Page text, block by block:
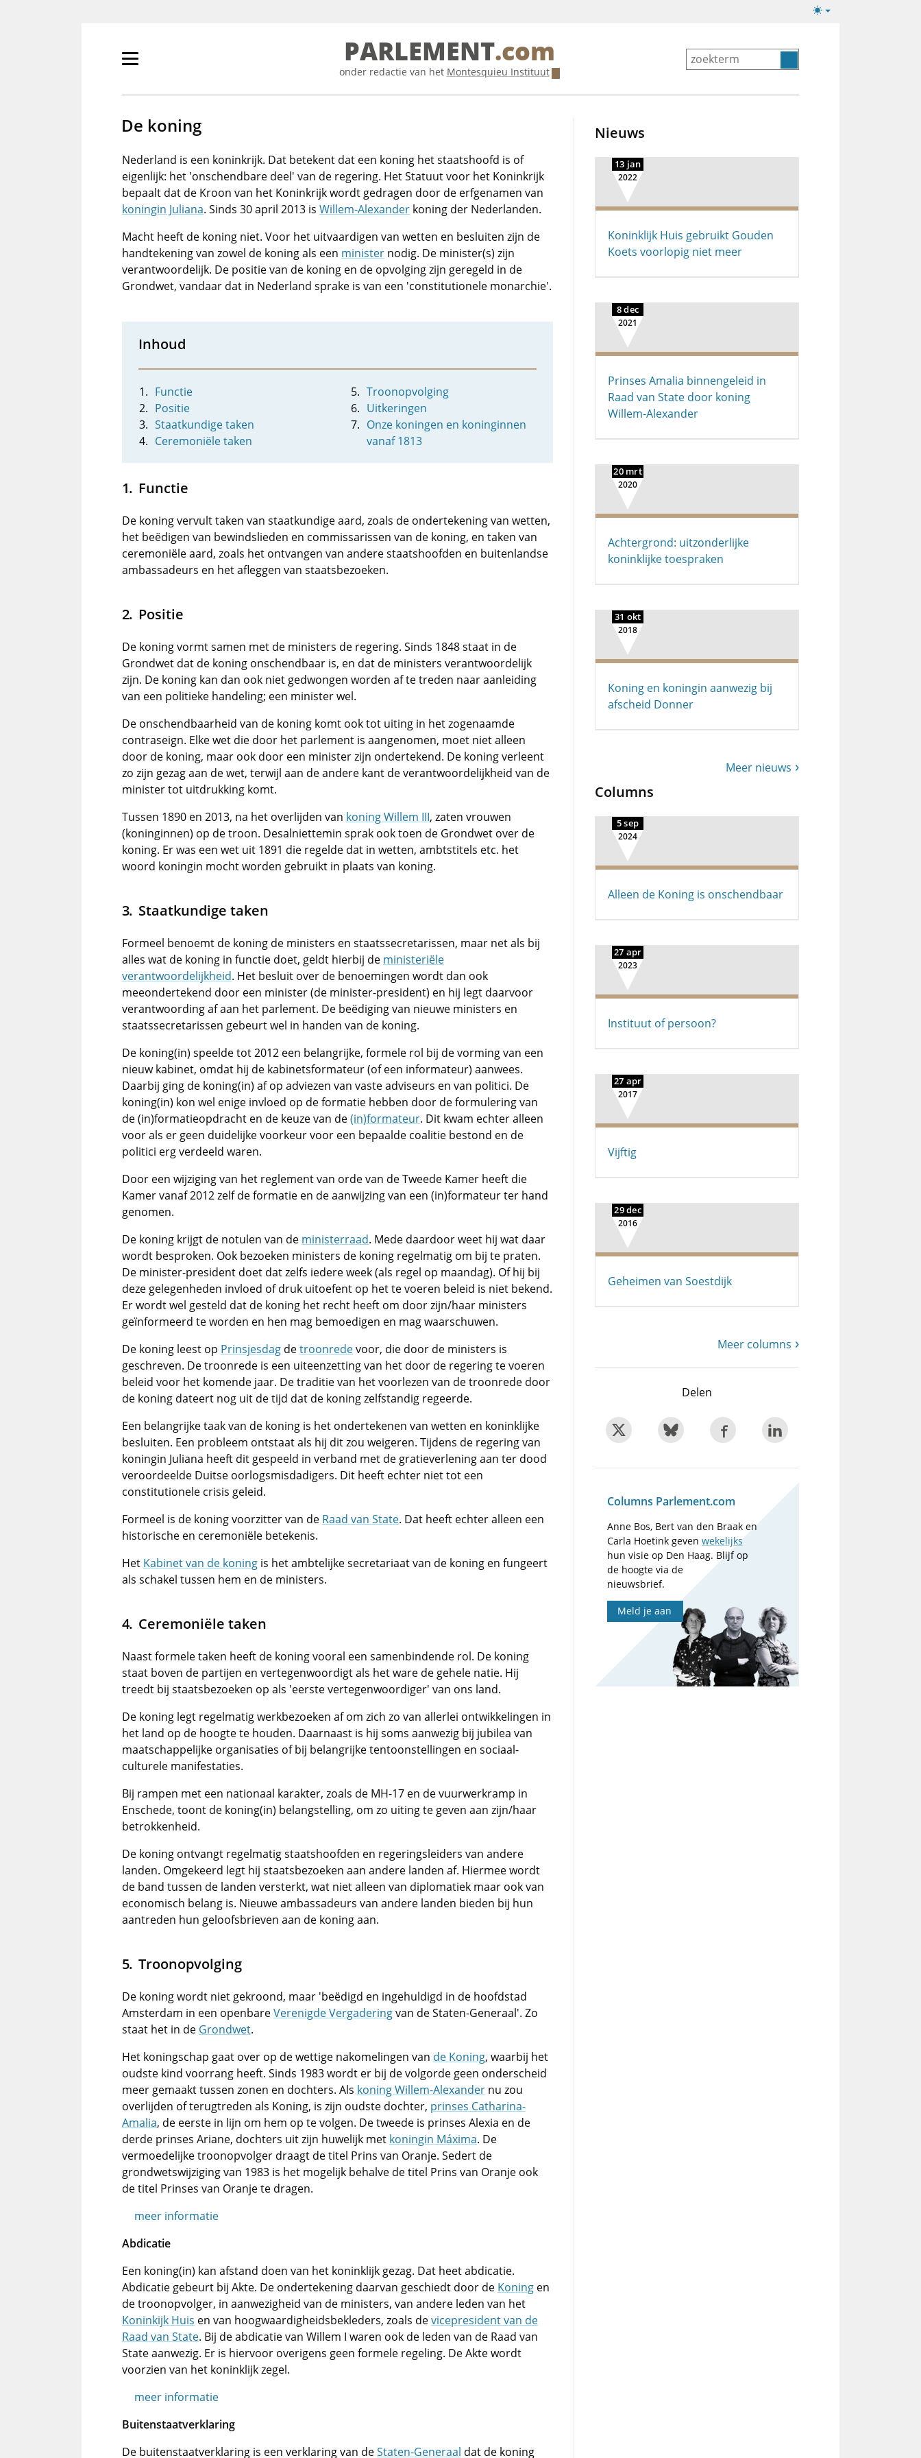
Lichte/donkere
Primair
tonen/verbergen
PARLEMENT.com
onder redactie van het Montesquieu Instituut
De koning
Nederland is een koninkrijk. Dat betekent dat een koning het staatshoofd is of
eigenlijk: het 'onschendbare deel' van de regering. Het Statuut voor het Koninkrijk
bepaalt dat de Kroon van het Koninkrijk wordt gedragen door de erfgenamen van
koningin Juliana. Sinds 30 april 2013 is Willem-Alexander koning der Nederlanden.
Macht heeft de koning niet. Voor het uitvaardigen van wetten en besluiten zijn de
handtekening van zowel de koning als een minister nodig. De minister(s) zijn
verantwoordelijk. De positie van de koning en de opvolging zijn geregeld in de
Grondwet, vandaar dat in Nederland sprake is van een 'constitutionele monarchie'.
Inhoud
Functie
Positie
Staatkundige taken
Ceremoniële taken
Troonopvolging
Uitkeringen
Onze koningen en koninginnen
vanaf 1813
Functie
De koning vervult taken van staatkundige aard, zoals de ondertekening van wetten,
het beëdigen van bewindslieden en commissarissen van de koning, en taken van
ceremoniële aard, zoals het ontvangen van andere staatshoofden en buitenlandse
ambassadeurs en het afleggen van staatsbezoeken.
Positie
De koning vormt samen met de ministers de regering. Sinds 1848 staat in de
Grondwet dat de koning onschendbaar is, en dat de ministers verantwoordelijk
zijn. De koning kan dan ook niet gedwongen worden af te treden naar aanleiding
van een politieke handeling; een minister wel.
De onschendbaarheid van de koning komt ook tot uiting in het zogenaamde
contraseign. Elke wet die door het parlement is aangenomen, moet niet alleen
door de koning, maar ook door een minister zijn ondertekend. De koning verleent
zo zijn gezag aan de wet, terwijl aan de andere kant de verantwoordelijkheid van de
minister tot uitdrukking komt.
Tussen 1890 en 2013, na het overlijden van koning Willem III, zaten vrouwen
(koninginnen) op de troon. Desalniettemin sprak ook toen de Grondwet over de
koning. Er was een wet uit 1891 die regelde dat in wetten, ambtstitels etc. het
woord koningin mocht worden gebruikt in plaats van koning.
Staatkundige taken
Formeel benoemt de koning de ministers en staatssecretarissen, maar net als bij
alles wat de koning in functie doet, geldt hierbij de ministeriële
verantwoordelijkheid. Het besluit over de benoemingen wordt dan ook
meeondertekend door een minister (de minister-president) en hij legt daarvoor
verantwoording af aan het parlement. De beëdiging van nieuwe ministers en
staatssecretarissen gebeurt wel in handen van de koning.
De koning(in) speelde tot 2012 een belangrijke, formele rol bij de vorming van een
nieuw kabinet, omdat hij de kabinetsformateur (of een informateur) aanwees.
Daarbij ging de koning(in) af op adviezen van vaste adviseurs en van politici. De
koning(in) kon wel enige invloed op de formatie hebben door de formulering van
de (in)formatieopdracht en de keuze van de(in)formateur. Dit kwam echter alleen
voor als er geen duidelijke voorkeur voor een bepaalde coalitie bestond en de
politici erg verdeeld waren.
Door een wijziging van het reglement van orde van de Tweede Kamer heeft die
Kamer vanaf 2012 zelf de formatie en de aanwijzing van een (in)formateur ter hand
genomen.
De koning krijgt de notulen van de ministerraad. Mede daardoor weet hij wat daar
wordt besproken. Ook bezoeken ministers de koning regelmatig om bij te praten.
De minister-president doet dat zelfs iedere week (als regel op maandag). Of hij bij
deze gelegenheden invloed of druk uitoefent op het te voeren beleid is niet bekend.
Er wordt wel gesteld dat de koning het recht heeft om door zijn/haar ministers
geïnformeerd te worden en hen mag bemoedigen en mag waarschuwen.
De koning leest op Prinsjesdag detroonredevoor, die door de ministers is
geschreven. De troonrede is een uiteenzetting van het door de regering te voeren
beleid voor het komende jaar. De traditie van het voorlezen van de troonrede door
de koning dateert nog uit de tijd dat de koning zelfstandig regeerde.
Een belangrijke taak van de koning is het ondertekenen van wetten en koninklijke
besluiten. Een probleem ontstaat als hij dit zou weigeren. Tijdens de regering van
koningin Juliana heeft dit gespeeld in verband met de gratieverlening aan ter dood
veroordeelde Duitse oorlogsmisdadigers. Dit heeft echter niet tot een
constitutionele crisis geleid.
Formeel is de koning voorzitter van de Raad van State. Dat heeft echter alleen een
historische en ceremoniële betekenis.
Het Kabinet van de koning is het ambtelijke secretariaat van de koning en fungeert
als schakel tussen hem en de ministers.
Ceremoniële taken
Naast formele taken heeft de koning vooral een samenbindende rol. De koning
staat boven de partijen en vertegenwoordigt als het ware de gehele natie. Hij
treedt bij staatsbezoeken op als 'eerste vertegenwoordiger' van ons land.
De koning legt regelmatig werkbezoeken af om zich zo van allerlei ontwikkelingen in
het land op de hoogte te houden. Daarnaast is hij soms aanwezig bij jubilea van
maatschappelijke organisaties of bij belangrijke tentoonstellingen en sociaal-
culturele manifestaties.
Bij rampen met een nationaal karakter, zoals de MH-17 en de vuurwerkramp in
Enschede, toont de koning(in) belangstelling, om zo uiting te geven aan zijn/haar
betrokkenheid.
De koning ontvangt regelmatig staatshoofden en regeringsleiders van andere
landen. Omgekeerd legt hij staatsbezoeken aan andere landen af. Hiermee wordt
de band tussen de landen versterkt, wat niet alleen van diplomatiek maar ook van
economisch belang is. Nieuwe ambassadeurs van andere landen bieden bij hun
aantreden hun geloofsbrieven aan de koning aan.
Troonopvolging
De koning wordt niet gekroond, maar 'beëdigd en ingehuldigd in de hoofdstad
Amsterdam in een openbareVerenigde Vergaderingvan de Staten-Generaal'. Zo
staat het in de Grondwet.
Het koningschap gaat over op de wettige nakomelingen van de Koning, waarbij het
oudste kind voorrang heeft. Sinds 1983 wordt er bij de volgorde geen onderscheid
meer gemaakt tussen zonen en dochters. Als koning Willem-Alexander nu zou
overlijden of terugtreden als Koning, is zijn oudste dochter, prinses Catharina-
Amalia, de eerste in lijn om hem op te volgen. De tweede is prinses Alexia en de
derde prinses Ariane, dochters uit zijn huwelijk met koningin Máxima. De
vermoedelijke troonopvolger draagt de titel Prins van Oranje. Sedert de
grondwetswijziging van 1983 is het mogelijk behalve de titel Prins van Oranje ook
de titel Prinses van Oranje te dragen.
meer informatie
Abdicatie
Een koning(in) kan afstand doen van het koninklijk gezag. Dat heet abdicatie.
Abdicatie gebeurt bij Akte. De ondertekening daarvan geschiedt door de Koning en
de troonopvolger, in aanwezigheid van de ministers, van andere leden van het
Koninkijk Huis en van hoogwaardigheidsbekleders, zoals devicepresident van de
Raad van State. Bij de abdicatie van Willem I waren ook de leden van de Raad van
State aanwezig. Er is hiervoor overigens geen formele regeling. De Akte wordt
voorzien van het koninklijk zegel.
meer informatie
Buitenstaatverklaring
De buitenstaatverklaring is een verklaring van deStaten-Generaal dat de koning
Nieuws
13 jan
2022
Koninklijk Huis gebruikt Gouden
Koets voorlopig niet meer
8 dec
2021
Prinses Amalia binnengeleid in
Raad van State door koning
Willem-Alexander
20 mrt
2020
Achtergrond: uitzonderlijke
koninklijke toespraken
31 okt
2018
Koning en koningin aanwezig bij
afscheid Donner
Meer nieuws
Columns
5 sep
2024
Alleen de Koning is onschendbaar
27 apr
2023
Instituut of persoon?
27 apr
2017
Vijftig
29 dec
2016
Geheimen van Soestdijk
Meer columns
Delen
Columns Parlement.com
Anne Bos, Bert van den Braak en
Carla Hoetink gevenwekelijks
hun visie op Den Haag. Blijf op
de hoogte via de
nieuwsbrief.
Meld je aan